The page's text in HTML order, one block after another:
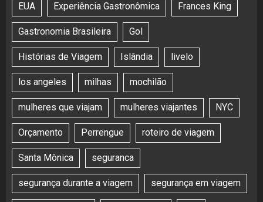
EUA Experiência Gastronômica Frances King
Gastronomia Brasileira Gol
Histórias de Viagem Islândia livelo
los angeles milhas mochilão
mulheres que viajam mulheres viajantes NYC
Orçamento Perrengue roteiro de viagem
Santa Mônica seguranca
segurança durante a viagem segurança em viagem